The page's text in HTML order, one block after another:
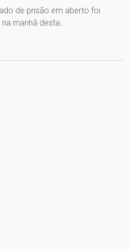
de prisão em aberto foi
manhã desta…